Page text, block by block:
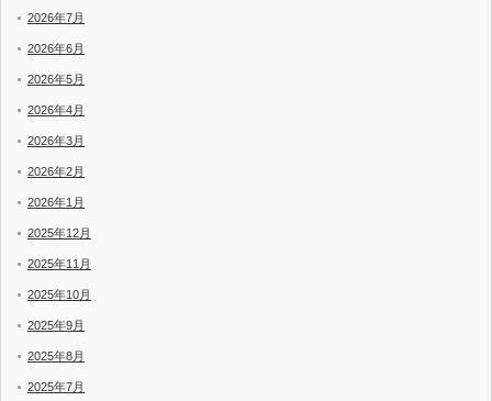
2026年7月
2026年6月
2026年5月
2026年4月
2026年3月
2026年2月
2026年1月
2025年12月
2025年11月
2025年10月
2025年9月
2025年8月
2025年7月